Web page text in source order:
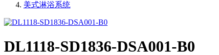
美式淋浴系统
DL1118-SD1836-DSA001-B0